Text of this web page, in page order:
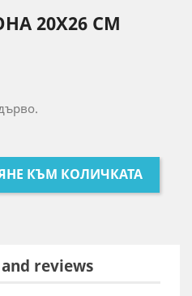
20X26 CM
КЪМ КОЛИЧКАТА
reviews